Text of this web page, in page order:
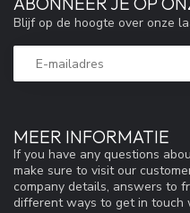
MEER INFORMATIE
If you have any questions
make sure to visit our
company details, answers to
different ways to get in touch
Blijf op de hoogte over onze